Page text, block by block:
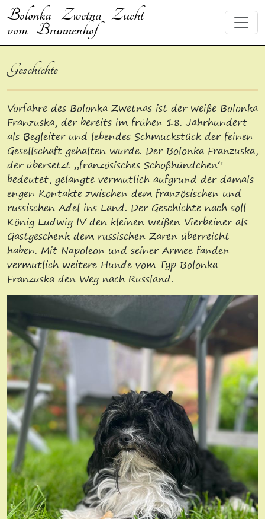
Bolonka Zwetna Zucht
vom Brunnenhof
Geschichte
Vorfahre des Bolonka Zwetnas ist der weiße Bolonka
Franzuska, der bereits im frühen 18. Jahrhundert
als Begleiter und lebendes Schmuckstück der feinen
Gesellschaft gehalten wurde. Der Bolonka Franzuska,
der übersetzt „französisches Schoßhündchen“
bedeutet, gelangte vermutlich aufgrund der damals
engen Kontakte zwischen dem französischen und
russischen Adel ins Land. Der Geschichte nach soll
König Ludwig IV den kleinen weißen Vierbeiner als
Gastgeschenk dem russischen Zaren überreicht
haben. Mit Napoleon und seiner Armee fanden
vermutlich weitere Hunde vom Typ Bolonka
Franzuska den Weg nach Russland.